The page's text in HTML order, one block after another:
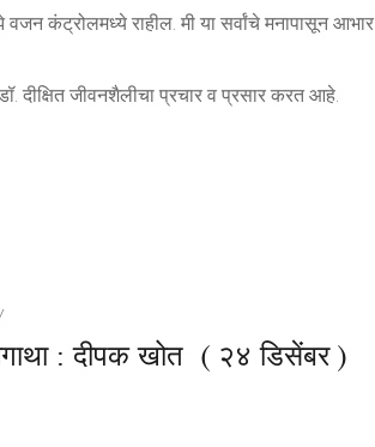
कंट्रोलमध्ये राहील. मी या सर्वांचे मनापासून आभार
दीक्षित जीवनशैलीचा प्रचार व प्रसार करत आहे.
: दीपक खोत ( २४ डिसेंबर )